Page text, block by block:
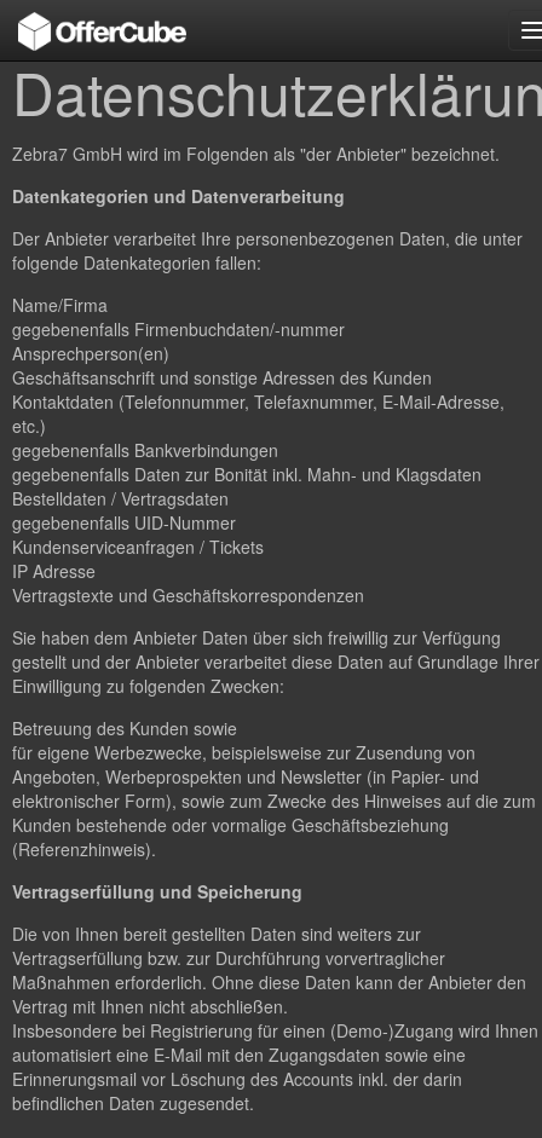
Zebra7 GmbH wird im Folgenden als "der Anbieter" bezeichnet.
Datenkategorien und Datenverarbeitung
Der Anbieter verarbeitet Ihre personenbezogenen Daten, die unter
folgende Datenkategorien fallen:
Name/Firma
gegebenenfalls Firmenbuchdaten/-nummer
Ansprechperson(en)
Geschäftsanschrift und sonstige Adressen des Kunden
Kontaktdaten (Telefonnummer, Telefaxnummer, E-Mail-Adresse,
etc.)
gegebenenfalls Bankverbindungen
gegebenenfalls Daten zur Bonität inkl. Mahn- und Klagsdaten
Bestelldaten / Vertragsdaten
gegebenenfalls UID-Nummer
Kundenserviceanfragen / Tickets
IP Adresse
Vertragstexte und Geschäftskorrespondenzen
Sie haben dem Anbieter Daten über sich freiwillig zur Verfügung
gestellt und der Anbieter verarbeitet diese Daten auf Grundlage Ihrer
Einwilligung zu folgenden Zwecken:
Betreuung des Kunden sowie
für eigene Werbezwecke, beispielsweise zur Zusendung von
Angeboten, Werbeprospekten und Newsletter (in Papier- und
elektronischer Form), sowie zum Zwecke des Hinweises auf die zum
Kunden bestehende oder vormalige Geschäftsbeziehung
(Referenzhinweis).
Vertragserfüllung und Speicherung
Die von Ihnen bereit gestellten Daten sind weiters zur
Vertragserfüllung bzw. zur Durchführung vorvertraglicher
Maßnahmen erforderlich. Ohne diese Daten kann der Anbieter den
Vertrag mit Ihnen nicht abschließen.
Insbesondere bei Registrierung für einen (Demo-)Zugang wird Ihnen
automatisiert eine E-Mail mit den Zugangsdaten sowie eine
Erinnerungsmail vor Löschung des Accounts inkl. der darin
befindlichen Daten zugesendet.